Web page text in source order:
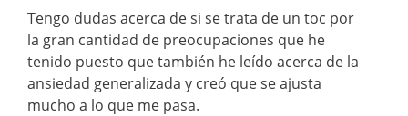
Tengo dudas acerca de si se trata de un toc por
la gran cantidad de preocupaciones que he
tenido puesto que también he leído acerca de la
ansiedad generalizada y creó que se ajusta
mucho a lo que me pasa.